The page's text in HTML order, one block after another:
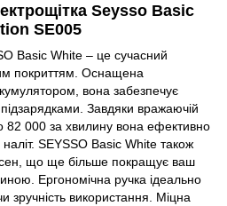
Seysso Basic
SE005
Basic White – це сучасний
покриттям. Оснащена
вона забезпечує
Завдяки вражаючій
82 000 за хвилину вона ефективно
наліт. SEYSSO Basic White також
що ще більше покращує ваш
Ергономічна ручка ідеально
зручність використання. Міцна